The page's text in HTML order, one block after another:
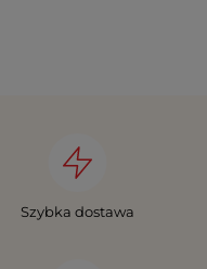
Szybka dostawa